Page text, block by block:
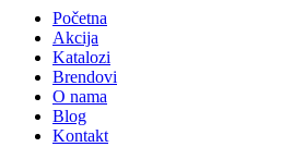
Početna
Akcija
Katalozi
Brendovi
O nama
Blog
Kontakt